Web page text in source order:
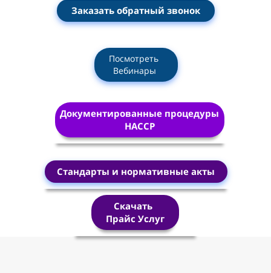
Заказать обратный звонок
Посмотреть
Вебинары
Скачать
Прайс Услуг
Документированные процедуры
HACCP
Стандарты и нормативные акты